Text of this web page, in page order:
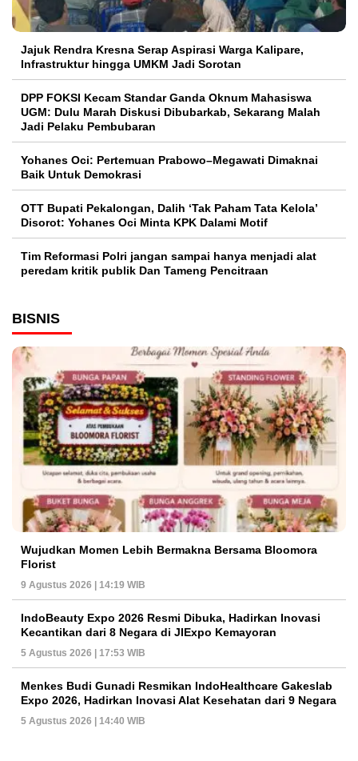
Jajuk Rendra Kresna Serap Aspirasi Warga Kalipare,
Infrastruktur hingga UMKM Jadi Sorotan
DPP FOKSI Kecam Standar Ganda Oknum Mahasiswa
UGM: Dulu Marah Diskusi Dibubarkab, Sekarang Malah
Jadi Pelaku Pembubaran
Yohanes Oci: Pertemuan Prabowo–Megawati Dimaknai
Baik Untuk Demokrasi
OTT Bupati Pekalongan, Dalih ‘Tak Paham Tata Kelola’
Disorot: Yohanes Oci Minta KPK Dalami Motif
Tim Reformasi Polri jangan sampai hanya menjadi alat
peredam kritik publik Dan Tameng Pencitraan
BISNIS
Wujudkan Momen Lebih Bermakna Bersama Bloomora
Florist
9 Agustus 2026 | 14:19 WIB
IndoBeauty Expo 2026 Resmi Dibuka, Hadirkan Inovasi
Kecantikan dari 8 Negara di JIExpo Kemayoran
5 Agustus 2026 | 17:53 WIB
Menkes Budi Gunadi Resmikan IndoHealthcare Gakeslab
Expo 2026, Hadirkan Inovasi Alat Kesehatan dari 9 Negara
5 Agustus 2026 | 14:40 WIB